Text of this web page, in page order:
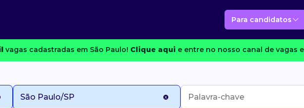
Para candidatos
vagas cadastradas em São Paulo! Clique aqui e entre no nosso canal de vagas